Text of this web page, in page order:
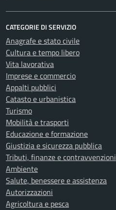
CATEGORIE DI SERVIZIO
Anagrafe e stato civile
Cultura e tempo libero
Vita lavorativa
Imprese e commercio
Appalti pubblici
Catasto e urbanistica
Turismo
Mobilità e trasporti
Educazione e formazione
Giustizia e sicurezza pubblica
Tributi, finanze e contravvenzioni
Ambiente
Salute, benessere e assistenza
Autorizzazioni
Agricoltura e pesca